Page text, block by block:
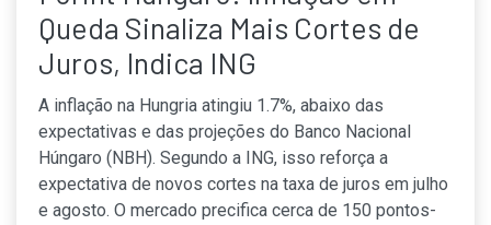
Queda Sinaliza Mais Cortes de
Juros, Indica ING
A inflação na Hungria atingiu 1.7%, abaixo das
expectativas e das projeções do Banco Nacional
Húngaro (NBH). Segundo a ING, isso reforça a
expectativa de novos cortes na taxa de juros em julho
e agosto. O mercado precifica cerca de 150 pontos-